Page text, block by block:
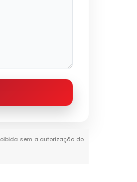
sem a autorização do